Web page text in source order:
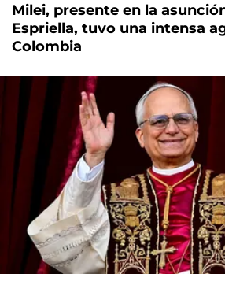
Milei, presente en la
Espriella, tuvo una intensa
Colombia